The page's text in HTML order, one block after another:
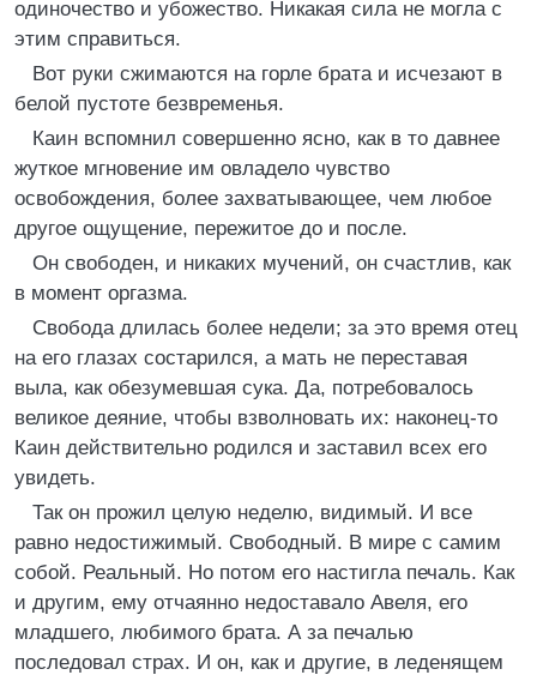
одиночество и убожество. Никакая сила не могла с
этим справиться.
Вот руки сжимаются на горле брата и исчезают в
белой пустоте безвременья.
Каин вспомнил совершенно ясно, как в то давнее
жуткое мгновение им овладело чувство
освобождения, более захватывающее, чем любое
другое ощущение, пережитое до и после.
Он свободен, и никаких мучений, он счастлив, как
в момент оргазма.
Свобода длилась более недели; за это время отец
на его глазах состарился, а мать не переставая
выла, как обезумевшая сука. Да, потребовалось
великое деяние, чтобы взволновать их: наконец-то
Каин действительно родился и заставил всех его
увидеть.
Так он прожил целую неделю, видимый. И все
равно недостижимый. Свободный. В мире с самим
собой. Реальный. Но потом его настигла печаль. Как
и другим, ему отчаянно недоставало Авеля, его
младшего, любимого брата. А за печалью
последовал страх. И он, как и другие, в леденящем